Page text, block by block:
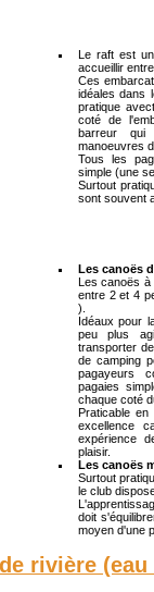
Le raft est
accueillir
Ces
idéales dans
pratique
coté de
barreur
manoeuvres
Tous les
simple (une
Surtout
sont souvent
Les canoës
Les canoës à
entre 2 et 4
).
Idéaux pour
peu plus
transporter
de camping
pagayeurs
pagaies
chaque coté
Praticable en
excellence
expérience
plaisir.
Les canoës
Surtout
le club
doit
moyen d'une
rivière